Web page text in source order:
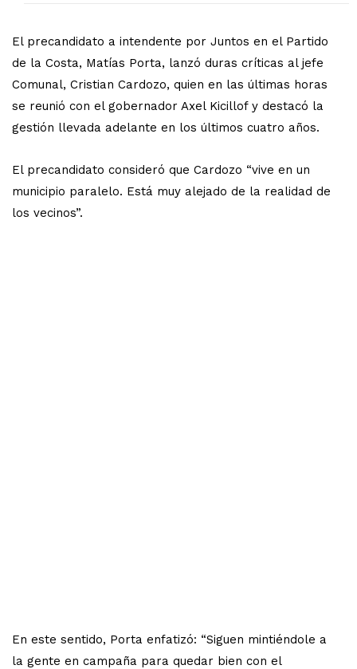
El precandidato a intendente por Juntos en el Partido
de la Costa, Matías Porta, lanzó duras críticas al jefe
Comunal, Cristian Cardozo, quien en las últimas horas
se reunió con el gobernador Axel Kicillof y destacó la
gestión llevada adelante en los últimos cuatro años.
El precandidato consideró que Cardozo “vive en un
municipio paralelo. Está muy alejado de la realidad de
los vecinos”.
En este sentido, Porta enfatizó: “Siguen mintiéndole a
la gente en campaña para quedar bien con el